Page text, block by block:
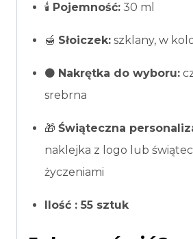
🕯️ Pojemność: 30 ml
🍯 Słoiczek: szklany, w
⚫ Nakrętka do wyboru:
srebrna
🎁 Świąteczna
naklejka z logo lub
życzeniami
Ilość : 55 sztuk